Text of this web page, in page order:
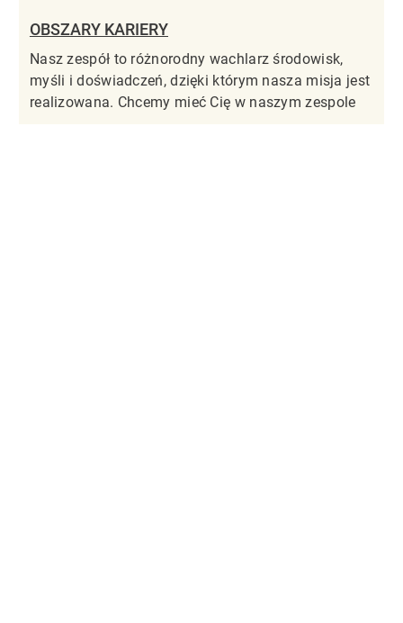
OBSZARY KARIERY
Nasz zespół to różnorodny wachlarz środowisk,
myśli i doświadczeń, dzięki którym nasza misja jest
realizowana. Chcemy mieć Cię w naszym zespole